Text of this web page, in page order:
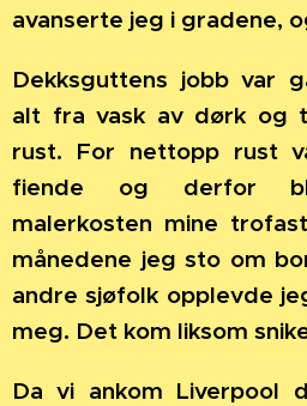
avanserte jeg i gradene,
Dekksguttens jobb var
alt fra vask av dørk og
rust. For nettopp rust
fiende og derfor
malerkosten mine
månedene jeg sto om
andre sjøfolk opplevde
meg. Det kom liksom
Da vi ankom Liverpool